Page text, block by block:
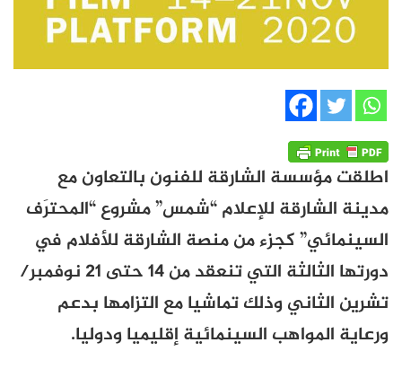
اطلقت مؤسسة الشارقة للفنون بالتعاون مع
مدينة الشارقة للإعلام “شمس” مشروع“المحترَف
السينمائي” كجزء من منصة الشارقة للأفلام في
دورتها الثالثة التي تنعقد من 14 حتى 21 نوفمبر/
تشرين الثاني وذلك تماشيا مع التزامها بدعم
ورعاية المواهب السينمائية إقليميا ودوليا.